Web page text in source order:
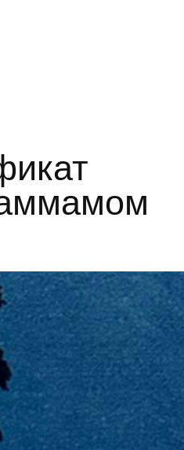
перезвонит в
(минимальный заказ